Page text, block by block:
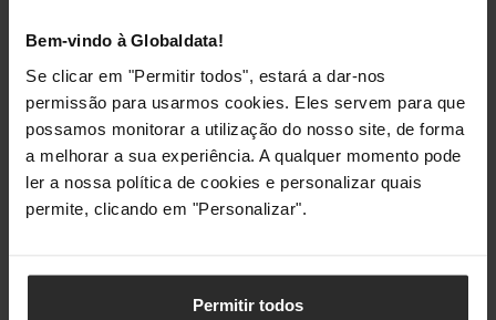
Bem-vindo à Globaldata!
Se clicar em "Permitir todos", estará a dar-nos
permissão para usarmos cookies. Eles servem para que
possamos monitorar a utilização do nosso site, de forma
a melhorar a sua experiência. A qualquer momento pode
ler a nossa política de cookies e personalizar quais
permite, clicando em "Personalizar".
Permitir todos